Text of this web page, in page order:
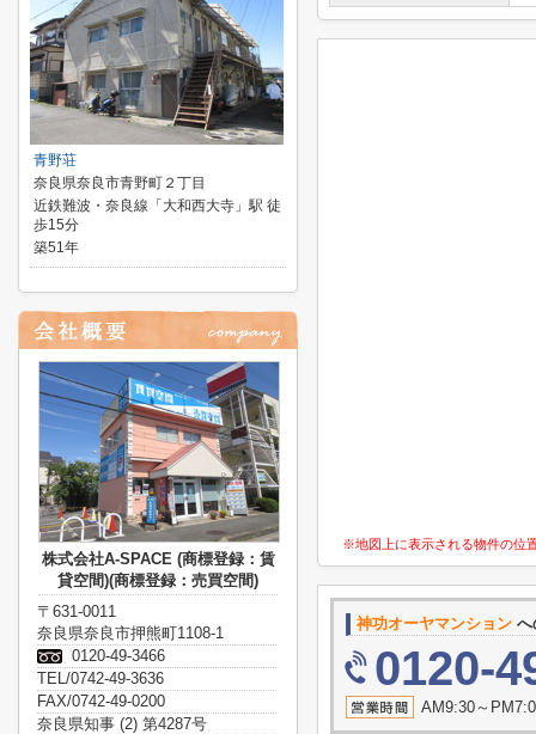
※地図上に表示される物件の位
神功オーヤマンション へ
0120-
AM9:30～
青野荘
奈良県奈良市青野町２丁目
近鉄難波・奈良線「大和西大寺」駅 徒
歩15分
築51年
株式会社A-SPACE (商標登録：賃
貸空間)(商標登録：売買空間)
〒631-0011
奈良県奈良市押熊町1108-1
0120-49-3466
TEL/0742-49-3636
FAX/0742-49-0200
奈良県知事 (2) 第4287号